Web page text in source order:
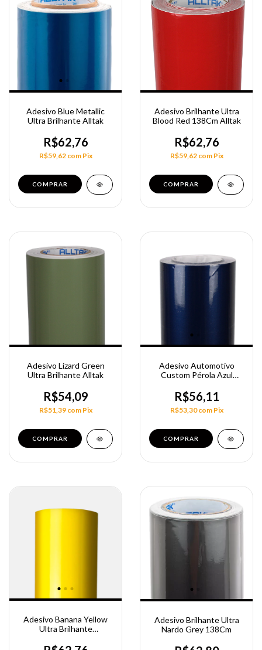
Adesivo Blue Metallic
Ultra Brilhante Alltak
R$62,76
R$59,62 com Pix
COMPRAR
Adesivo Brilhante Ultra
Blood Red 138Cm Alltak
R$62,76
R$59,62 com Pix
COMPRAR
Adesivo Lizard Green
Ultra Brilhante Alltak
R$54,09
R$51,39 com Pix
COMPRAR
Adesivo Automotivo
Custom Pérola Azul
R$56,11
R$53,30com Pix
COMPRAR
Adesivo Banana Yellow
Ultra Brilhante
Adesivo Brilhante Ultra
Nardo Grey 138Cm